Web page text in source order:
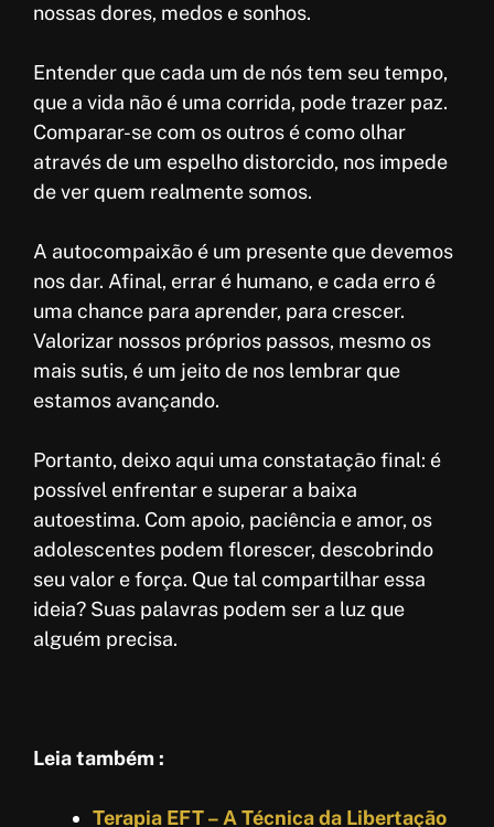
nossas dores, medos e sonhos.
Entender que cada um de nós tem seu tempo,
que a vida não é uma corrida, pode trazer paz.
Comparar-se com os outros é como olhar
através de um espelho distorcido, nos impede
de ver quem realmente somos.
A autocompaixão é um presente que devemos
nos dar. Afinal, errar é humano, e cada erro é
uma chance para aprender, para crescer.
Valorizar nossos próprios passos, mesmo os
mais sutis, é um jeito de nos lembrar que
estamos avançando.
Portanto, deixo aqui uma constatação final: é
possível enfrentar e superar a baixa
autoestima. Com apoio, paciência e amor, os
adolescentes podem florescer, descobrindo
seu valor e força. Que tal compartilhar essa
ideia? Suas palavras podem ser a luz que
alguém precisa.
Leia também :
Terapia EFT – A Técnica da Libertação